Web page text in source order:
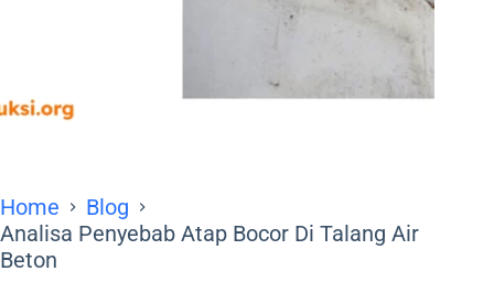
Home
Blog
Analisa Penyebab Atap Bocor Di Talang Air
Beton